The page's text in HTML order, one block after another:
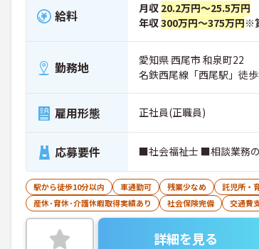
給料 月収 20.2万円～25.5万円
年収300万円～375万円※
勤務地
愛知県 西尾市 和泉町22
名鉄西尾線「西尾駅」徒
雇用形態 正社員(正職員)
応募要件 ■社会福祉士 ■相談業務
駅から徒歩10分以内 車通勤可 残業少なめ 託児所・
産休･育休･介護休暇取得実績あり
社会保険完備 交通費
詳細を見る